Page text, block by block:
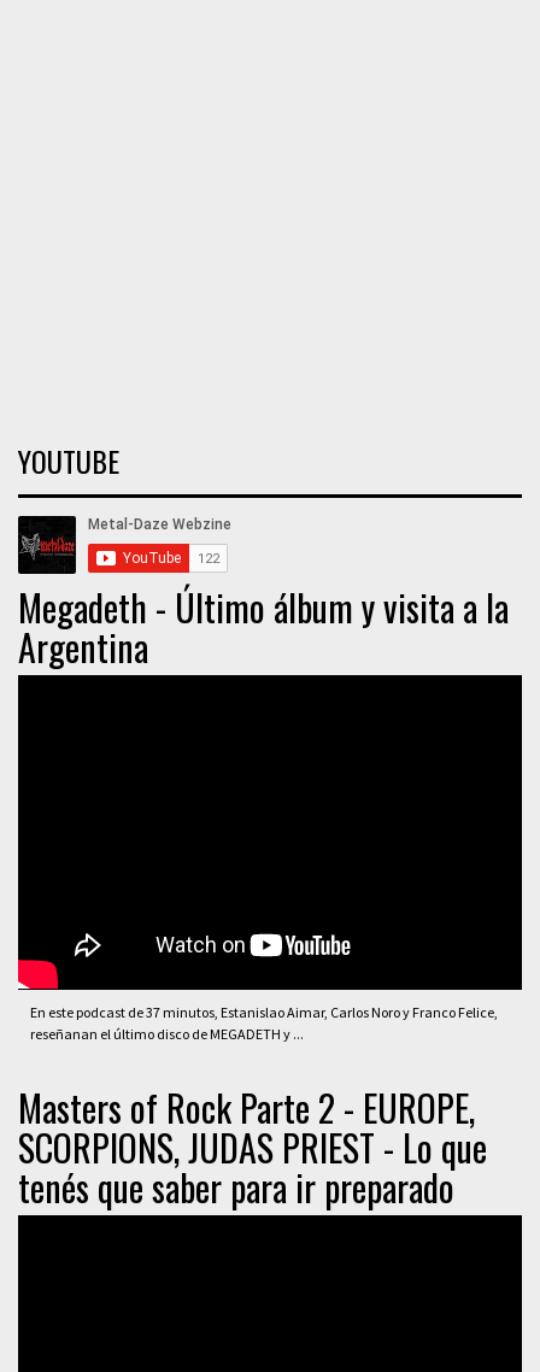
YOUTUBE
Megadeth - Último álbum y visita a la
Argentina
En este podcast de 37 minutos, Estanislao Aimar, Carlos Noro y Franco Felice,
reseñanan el último disco de MEGADETH y ...
Masters of Rock Parte 2 - EUROPE,
SCORPIONS, JUDAS PRIEST - Lo que
tenés que saber para ir preparado